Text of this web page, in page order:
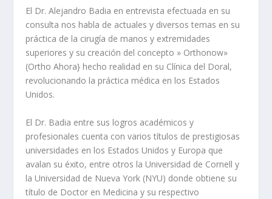
El Dr. Alejandro Badia en entrevista efectuada en su
consulta nos habla de actuales y diversos temas en su
práctica de la cirugía de manos y extremidades
superiores y su creación del concepto » Orthonow»
(Ortho Ahora} hecho realidad en su Clínica del Doral,
revolucionando la práctica médica en los Estados
Unidos.
El Dr. Badia entre sus logros académicos y
profesionales cuenta con varios títulos de prestigiosas
universidades en los Estados Unidos y Europa que
avalan su éxito, entre otros la Universidad de Cornell y
la Universidad de Nueva York (NYU) donde obtiene su
título de Doctor en Medicina y su respectivo